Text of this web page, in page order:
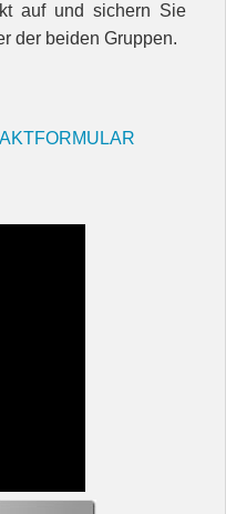
auf und sichern Sie
der beiden Gruppen.